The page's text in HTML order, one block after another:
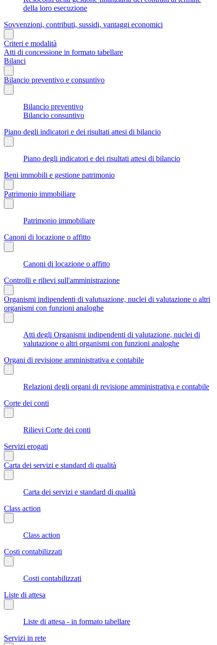
della loro esecuzione
Sovvenzioni, contributi, sussidi, vantaggi economici
Criteri e modalità
Atti di concessione in formato tabellare
Bilanci
Bilancio preventivo e consuntivo
Bilancio preventivo
Bilancio consuntivo
Piano degli indicatori e dei risultati attesi di bilancio
Piano degli indicatori e dei risultati attesi di bilancio
Beni immobili e gestione patrimonio
Patrimonio immobiliare
Patrimonio immobiliare
Canoni di locazione o affitto
Canoni di locazione o affitto
Controlli e rilievi sull'amministrazione
Organismi indipendenti di valutuazione, nuclei di valutazione o altri
organismi con funzioni analoghe
Atti degli Organismi indipendenti di valutazione, nuclei di
valutazione o altri organismi con funzioni analoghe
Organi di revisione amministrativa e contabile
Relazioni degli organi di revisione amministrativa e contabile
Corte dei conti
Rilievi Corte dei conti
Servizi erogati
Carta dei servizi e standard di qualità
Carta dei servizi e standard di qualità
Class action
Class action
Costi contabilizzati
Costi contabilizzati
Liste di attesa
Liste di attesa - in formato tabellare
Servizi in rete